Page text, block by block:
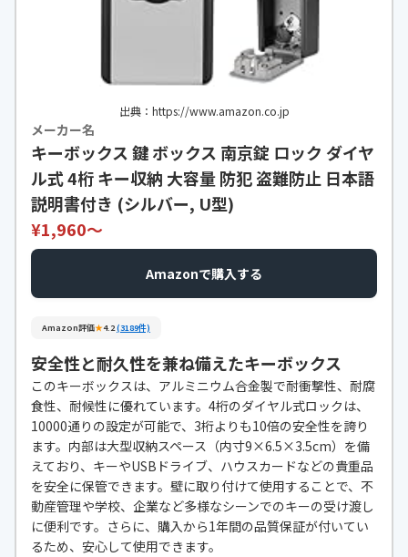
出典：https://www.amazon.co.jp
メーカー名
キーボックス 鍵 ボックス 南京錠 ロック ダイヤ
ル式 4桁 キー収納 大容量 防犯 盗難防止 日本語
説明書付き (シルバー, U型)
¥1,960〜
Amazonで購入する
Amazon評価★4.2(3189件)
安全性と耐久性を兼ね備えたキーボックス
このキーボックスは、アルミニウム合金製で耐衝撃性、耐腐
食性、耐候性に優れています。4桁のダイヤル式ロックは、
10000通りの設定が可能で、3桁よりも10倍の安全性を誇り
ます。内部は大型収納スペース（内寸9×6.5×3.5cm）を備
えており、キーやUSBドライブ、ハウスカードなどの貴重品
を安全に保管できます。壁に取り付けて使用することで、不
動産管理や学校、企業など多様なシーンでのキーの受け渡し
に便利です。さらに、購入から1年間の品質保証が付いてい
るため、安心して使用できます。